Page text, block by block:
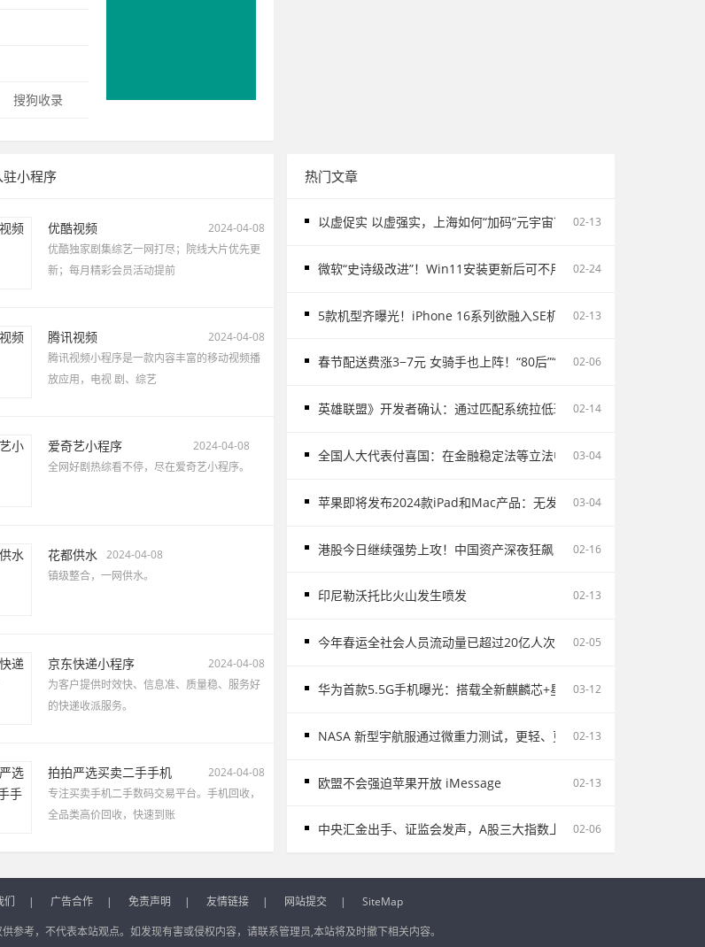
搜狗收录
小程序
优酷视频
2024-04-08
优酷独家剧集综艺一网打尽；院线大片优先更
新；每月精彩会员活动提前
腾讯视频
2024-04-08
腾讯视频小程序是一款内容丰富的移动视频播
放应用，电视 剧、综艺
爱奇艺小程序
2024-04-08
全网好剧热综看不停，尽在爱奇艺小程序。
花都供水 2024-04-08
镇级整合，一网供水。
京东快递小程序
2024-04-08
为客户提供时效快、信息准、质量稳、服务好
的快递收派服务。
拍拍严选买卖二手手机
2024-04-08
专注买卖手机二手数码交易平台。手机回收，
全品类高价回收，快速到账
热门文章
以虚促实 以虚强实，上海如何“加码”元宇宙？ 02-13
微软“史诗级改进”！Win11安装更新后可不用重启电脑
02-24
5款机型齐曝光！iPhone 16系列欲融入SE机型：续航激增、8G内存、
02-13
春节配送费涨3−7元 女骑手也上阵！“80后”“90后”成配送主力
02-06
英雄联盟》开发者确认：通过匹配系统拉低玩家胜率并不存在
02-14
全国人大代表付喜国：在金融稳定法等立法中完善存款保险制度
03-04
苹果即将发布2024款iPad和Mac产品：无发布会直接上市
03-04
港股今日继续强势上攻！中国资产深夜狂飙 02-16
印尼勒沃托比火山发生喷发 02-13
今年春运全社会人员流动量已超过20亿人次 02-05
华为首款5.5G手机曝光：搭载全新麒麟芯+星河系统
03-12
NASA 新型宇航服通过微重力测试，更轻、更灵活
02-13
欧盟不会强迫苹果开放 iMessage 02-13
中央汇金出手、证监会发声，A股三大指数上涨02-06
们 | 广告合作 | 免责声明 | 友情链接 | 网站提交 |
SiteMap
参考，不代表本站观点。如发现有害或侵权内容，请联系管理员,本站将及时撤下相关内容。